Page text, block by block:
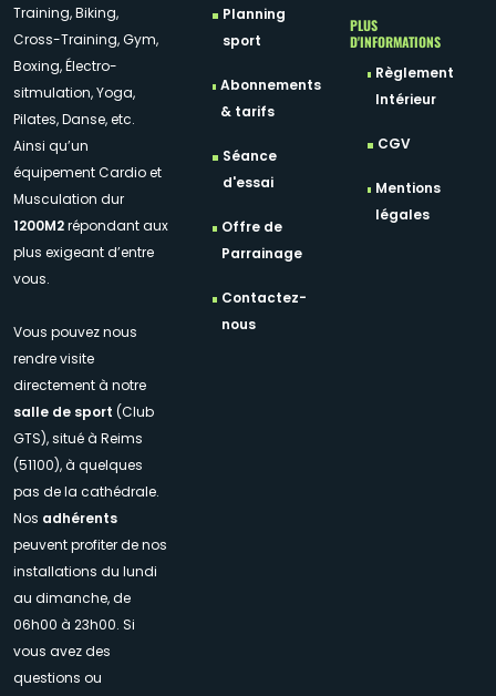
Training, Biking,
Cross-Training, Gym,
Boxing, Électro-
sitmulation, Yoga,
Pilates, Danse, etc.
Ainsi qu’un
équipement Cardio et
Musculation dur
1200M2répondant aux
plus exigeant d’entre
vous.
Vous pouvez nous
rendre visite
directement à notre
salle de sport (Club
GTS), situé à Reims
(51100), à quelques
pas de la cathédrale.
Nos adhérents
peuvent profiter de nos
installations du lundi
au dimanche, de
06h00 à 23h00. Si
vous avez des
questions ou
Planning
sport
Abonnements
& tarifs
Séance
d'essai
Offre de
Parrainage
Contactez-
nous
PLUS
D'INFORMATIONS
Règlement
Intérieur
CGV
Mentions
légales